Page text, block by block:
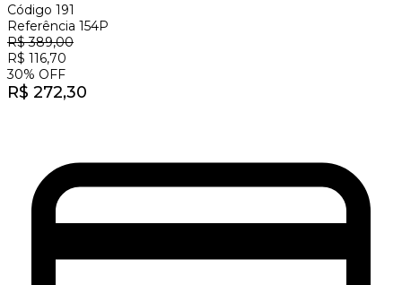
Código 191
Referência 154P
R$389,00
R$ 116,70
30% OFF
R$ 272,30